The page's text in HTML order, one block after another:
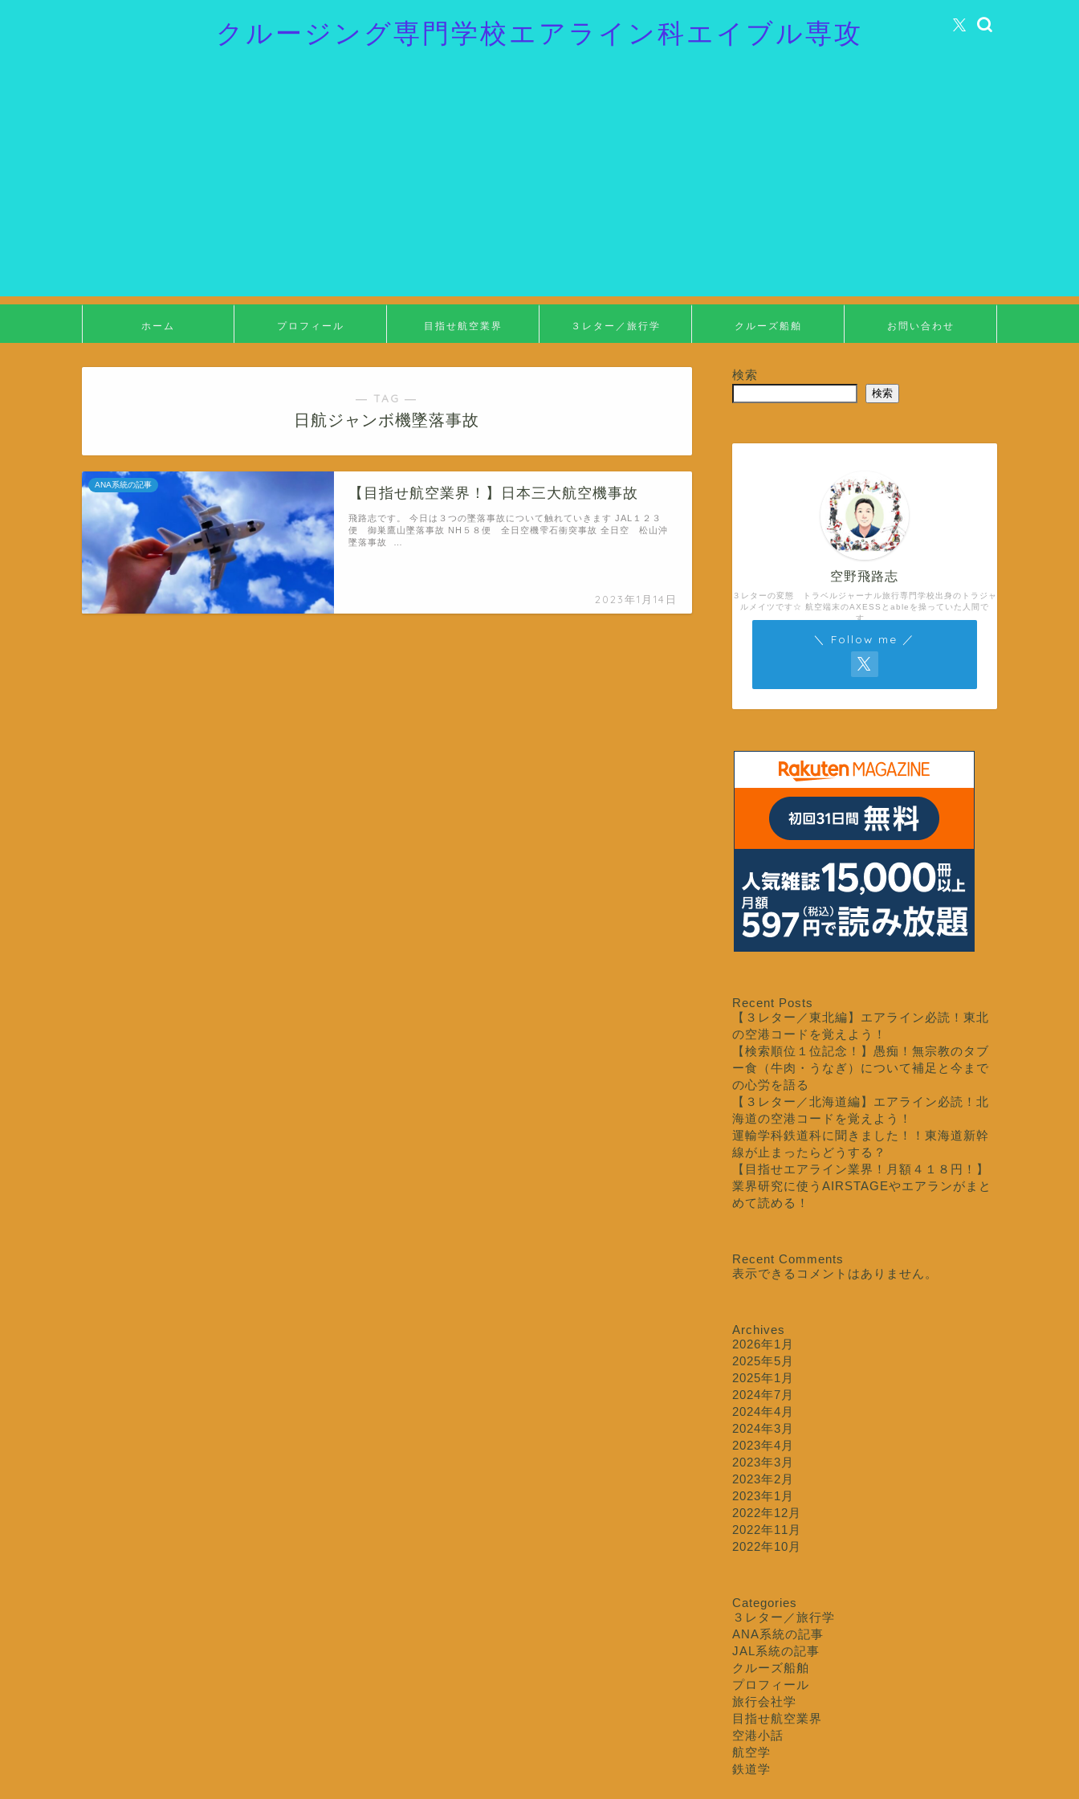
クルージング専門学校エアライン科エイブル専攻
ホーム プロフィール 目指せ航空業界 ３レター／旅行学 クルーズ船舶 お問い合わせ
― TAG ―
日航ジャンボ機墜落事故
ANA系統の記事
【目指せ航空業界！】日本三大航空機事故
2023年1月14日
飛路志です。 今日は３つの墜落事故について触れていきます JAL１２３
便 御巣鷹山墜落事故 NH５８便 全日空機雫石衝突事故 全日空 松山沖
墜落事故 …
検索
検索
３レターの変態 トラベルジャーナル旅行専門学校出身のトラジャ
ルメイツです☆ 航空端末のAXESSとableを操っていた人間で
す。
空野飛路志
＼ Follow me ／
Recent Posts
【３レター／東北編】エアライン必読！東北
の空港コードを覚えよう！
【検索順位１位記念！】愚痴！無宗教のタブ
ー食（牛肉・うなぎ）について補足と今まで
の心労を語る
【３レター／北海道編】エアライン必読！北
海道の空港コードを覚えよう！
運輸学科鉄道科に聞きました！！東海道新幹
線が止まったらどうする？
【目指せエアライン業界！月額４１８円！】
業界研究に使うAIRSTAGEやエアランがまと
めて読める！
Recent Comments
表示できるコメントはありません。
Archives
2026年1月
2025年5月
2025年1月
2024年7月
2024年4月
2024年3月
2023年4月
2023年3月
2023年2月
2023年1月
2022年12月
2022年11月
2022年10月
Categories
３レター／旅行学
ANA系統の記事
JAL系統の記事
クルーズ船舶
プロフィール
旅行会社学
目指せ航空業界
空港小話
航空学
鉄道学